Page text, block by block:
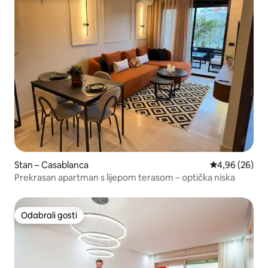
Stan – Casablanca Prosječna
4,96 (26)
Prekrasan apartman s lijepom terasom – optička niska
Odabrali gosti
Odabrali gosti